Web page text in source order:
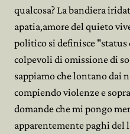
qualcosa? La bandiera
apatia,amore del quieto
politico si definisce "status
colpevoli di omissione di
sappiamo che lontano dai
compiendo violenze e
domande che mi pongo
apparentemente paghi del